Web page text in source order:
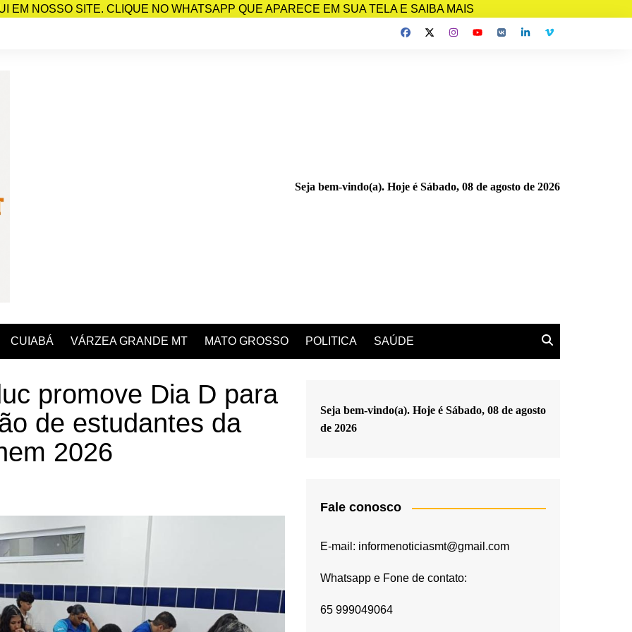
EM NOSSO SITE. CLIQUE NO WHATSAPP QUE APARECE EM SUA TELA E SAIBA MAIS
Seja bem-vindo(a). Hoje é Sábado, 08 de agosto de 2026
CUIABÁ VÁRZEA GRANDE MT MATO GROSSO POLITICA SAÚDE
promove Dia D para
de estudantes da
2026
Seja bem-vindo(a). Hoje é Sábado, 08 de agosto
de 2026
Fale conosco
E-mail: informenoticiasmt@gmail.com
Whatsapp e Fone de contato:
65 999049064